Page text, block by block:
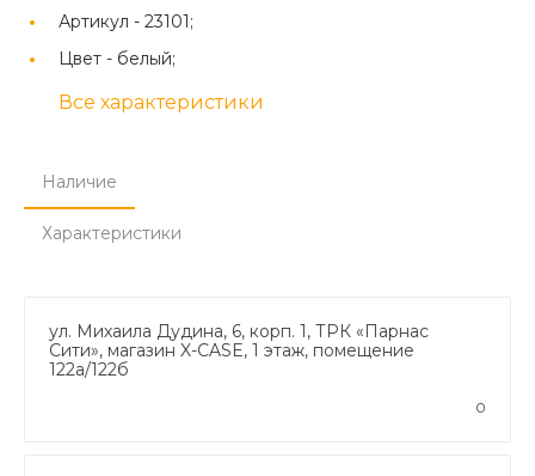
Артикул - 23101;
Цвет - белый;
Все характеристики
Наличие
Характеристики
ул. Михаила Дудина, 6, корп. 1, ТРК «Парнас
Сити», магазин X-CASE, 1 этаж, помещение
122а/122б
0